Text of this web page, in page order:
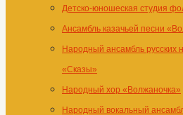
Детско-юношеская студия
Ансамбль казачьей песни
Народный ансамбль русских
«Сказы»
Народный хор «Волжаночка»
Народный вокальный